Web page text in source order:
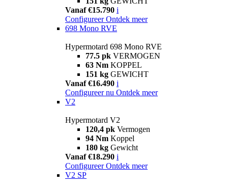
Vanaf €15.790 i
Configureer Ontdek meer
698 Mono RVE
Hypermotard 698 Mono RVE
77.5 pk VERMOGEN
63 Nm KOPPEL
151 kg GEWICHT
Vanaf €16.490 i
Configureer nu Ontdek meer
V2
Hypermotard V2
120,4 pk Vermogen
94 Nm Koppel
180 kg Gewicht
Vanaf €18.290 i
Configureer Ontdek meer
V2 SP